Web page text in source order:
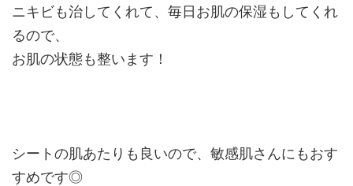
ニキビも治してくれて、毎日お肌の保湿もしてくれ
るので、
お肌の状態も整います！
シートの肌あたりも良いので、敏感肌さんにもおす
すめです◎